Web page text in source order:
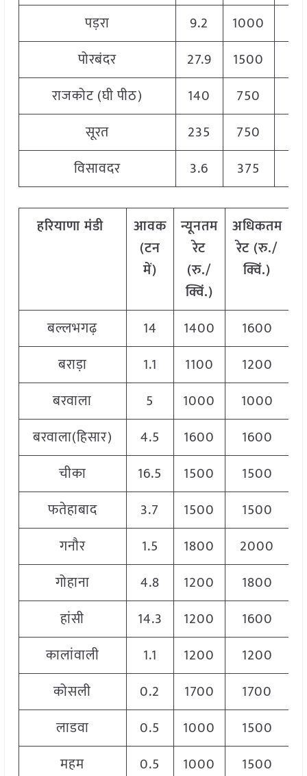
पड़रा
9.2 1000
पोरबंदर
27.9 1500
राजकोट (घी पीठ)
140 750
सूरत
235 750
विसावदर
3.6 375
हरियाणामंडी
आवक
(टन
में)
न्यूनतम
रेट
(रु./
क्विं.)
अधिकतम
रेट (रु./
क्विं.)
बल्लभगढ़
14 1400 1600
बराड़ा
1.1 1100 1200
बरवाला
5 1000 1000
बरवाला(हिसार)
4.5 1600 1600
चीका
16.5 1500 1500
फतेहाबाद
3.7 1500 1500
गनौर
1.5 1800 2000
गोहाना
4.8 1200 1800
हांसी
14.3 1200 1600
कालांवाली
1.1 1200 1200
कोसली
0.2 1700 1700
लाडवा
0.5 1000 1500
महम
0.5 1000 1500